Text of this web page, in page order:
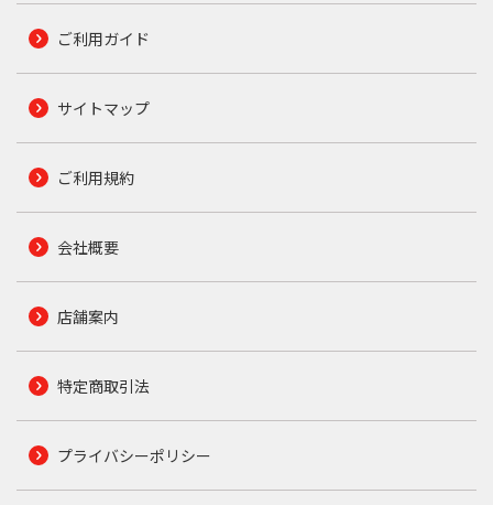
ご利用ガイド
サイトマップ
ご利用規約
会社概要
店舗案内
特定商取引法
プライバシーポリシー